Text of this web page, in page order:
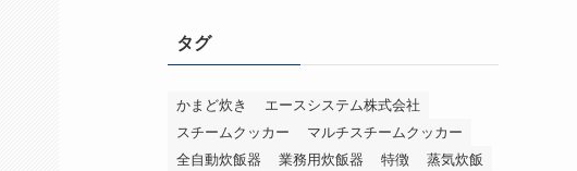
タグ
かまど炊き
エースシステム株式会社
スチームクッカー
マルチスチームクッカー
全自動炊飯器
業務用炊飯器 特徴
蒸気炊飯